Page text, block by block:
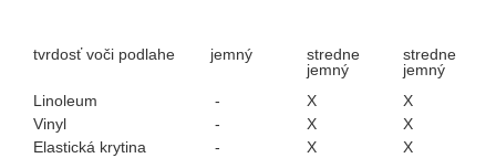
tvrdosť voči podlahe jemný
stredne
jemný
stredne
jemný
Linoleum
- X
X
Vinyl
- X
X
Elastická krytina
- X
X